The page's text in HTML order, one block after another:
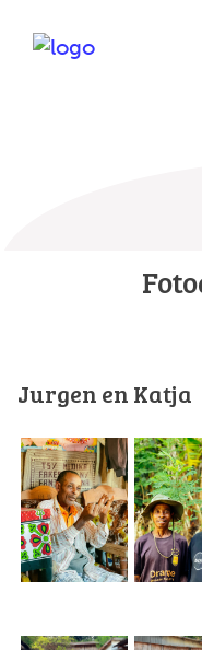
Jurgen en Katja